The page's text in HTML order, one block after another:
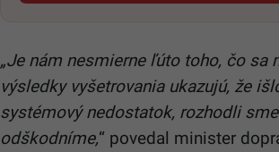
„Je nám nesmierne ľúto toho, čo
výsledky vyšetrovania ukazujú, že
systémový nedostatok, rozhodli
odškodníme,“ povedal minister